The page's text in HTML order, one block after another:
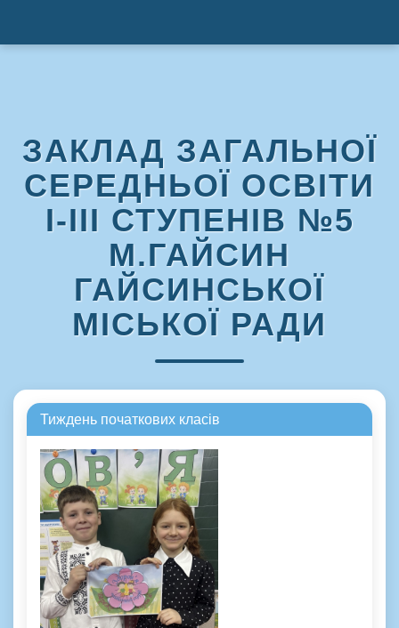
ЗАКЛАД ЗАГАЛЬНОЇ
СЕРЕДНЬОЇ ОСВІТИ
І-ІІІ СТУПЕНІВ №5
М.ГАЙСИН
ГАЙСИНСЬКОЇ
МІСЬКОЇ РАДИ
Тиждень початкових класів